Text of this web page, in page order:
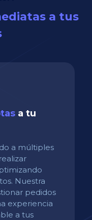
a tus
a tu
a múltiples
Nuestra
pedidos
experiencia
a tus